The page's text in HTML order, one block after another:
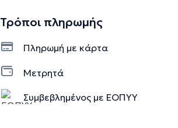
Τρόποι πληρωμής
Πληρωμή με κάρτα
Μετρητά
Συμβεβλημένος με ΕΟΠΥΥ